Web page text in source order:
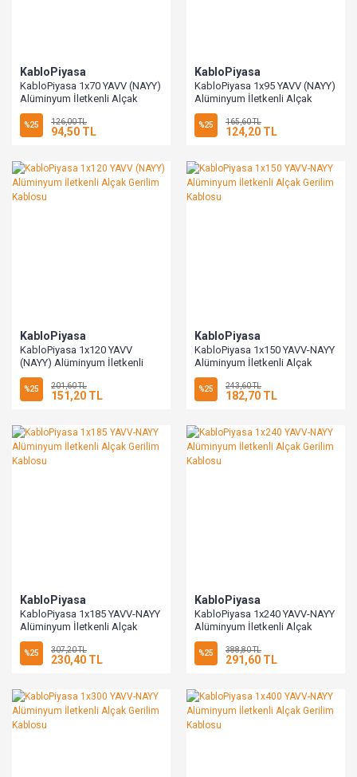
KabloPiyasa
KabloPiyasa 1x70 YAVV (NAYY)
Alüminyum İletkenli Alçak
Gerilim Kablosu
%25 126,00 TL
94,50 TL
KabloPiyasa
KabloPiyasa 1x95 YAVV (NAYY)
Alüminyum İletkenli Alçak
Gerilim Kablosu
%25 165,60 TL
124,20 TL
KabloPiyasa
KabloPiyasa 1x120 YAVV
(NAYY) Alüminyum İletkenli
Alçak Gerilim Kablosu
%25 201,60 TL
151,20 TL
KabloPiyasa
KabloPiyasa 1x150 YAVV-NAYY
Alüminyum İletkenli Alçak
Gerilim Kablosu
%25 243,60 TL
182,70 TL
KabloPiyasa
KabloPiyasa 1x185 YAVV-NAYY
Alüminyum İletkenli Alçak
Gerilim Kablosu
%25 307,20 TL
230,40 TL
KabloPiyasa
KabloPiyasa 1x240 YAVV-NAYY
Alüminyum İletkenli Alçak
Gerilim Kablosu
%25 388,80 TL
291,60 TL